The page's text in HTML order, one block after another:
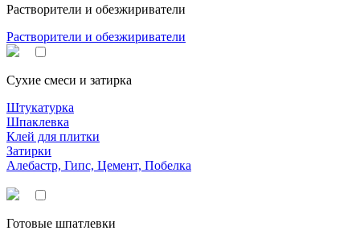
Растворители и обезжириватели
Растворители и обезжириватели
Сухие смеси и затирка
Штукатурка
Шпаклевка
Клей для плитки
Затирки
Алебастр, Гипс, Цемент, Побелка
Готовые шпатлевки